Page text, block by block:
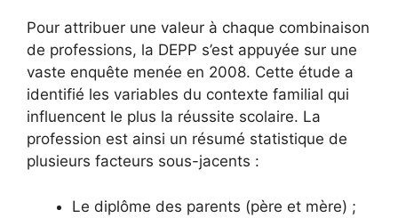
Pour attribuer une valeur à chaque combinaison
de professions, la DEPP s’est appuyée sur une
vaste enquête menée en 2008. Cette étude a
identifié les variables du contexte familial qui
influencent le plus la réussite scolaire. La
profession est ainsi un résumé statistique de
plusieurs facteurs sous-jacents :
Le diplôme des parents (père et mère) ;